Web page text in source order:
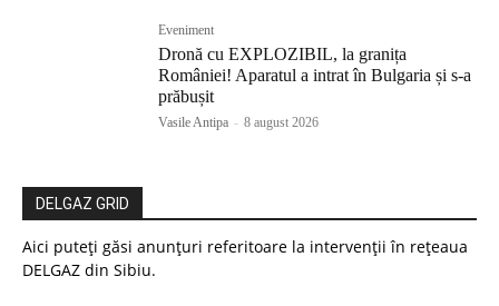
Eveniment
Dronă cu EXPLOZIBIL, la granița
României! Aparatul a intrat în Bulgaria și s-a
prăbușit
Vasile Antipa - 8 august 2026
DELGAZ GRID
Aici puteți găsi anunțuri referitoare la intervenții în rețeaua
DELGAZ din Sibiu.